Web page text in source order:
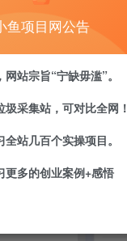
鱼项目网公告
站宗旨“宁缺毋滥”。
采集站，可对比全网！
站几百个实操项目。
更多的创业案例+感悟